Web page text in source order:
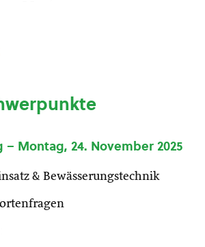
Montag, 24. November 2025
& Bewässerungstechnik